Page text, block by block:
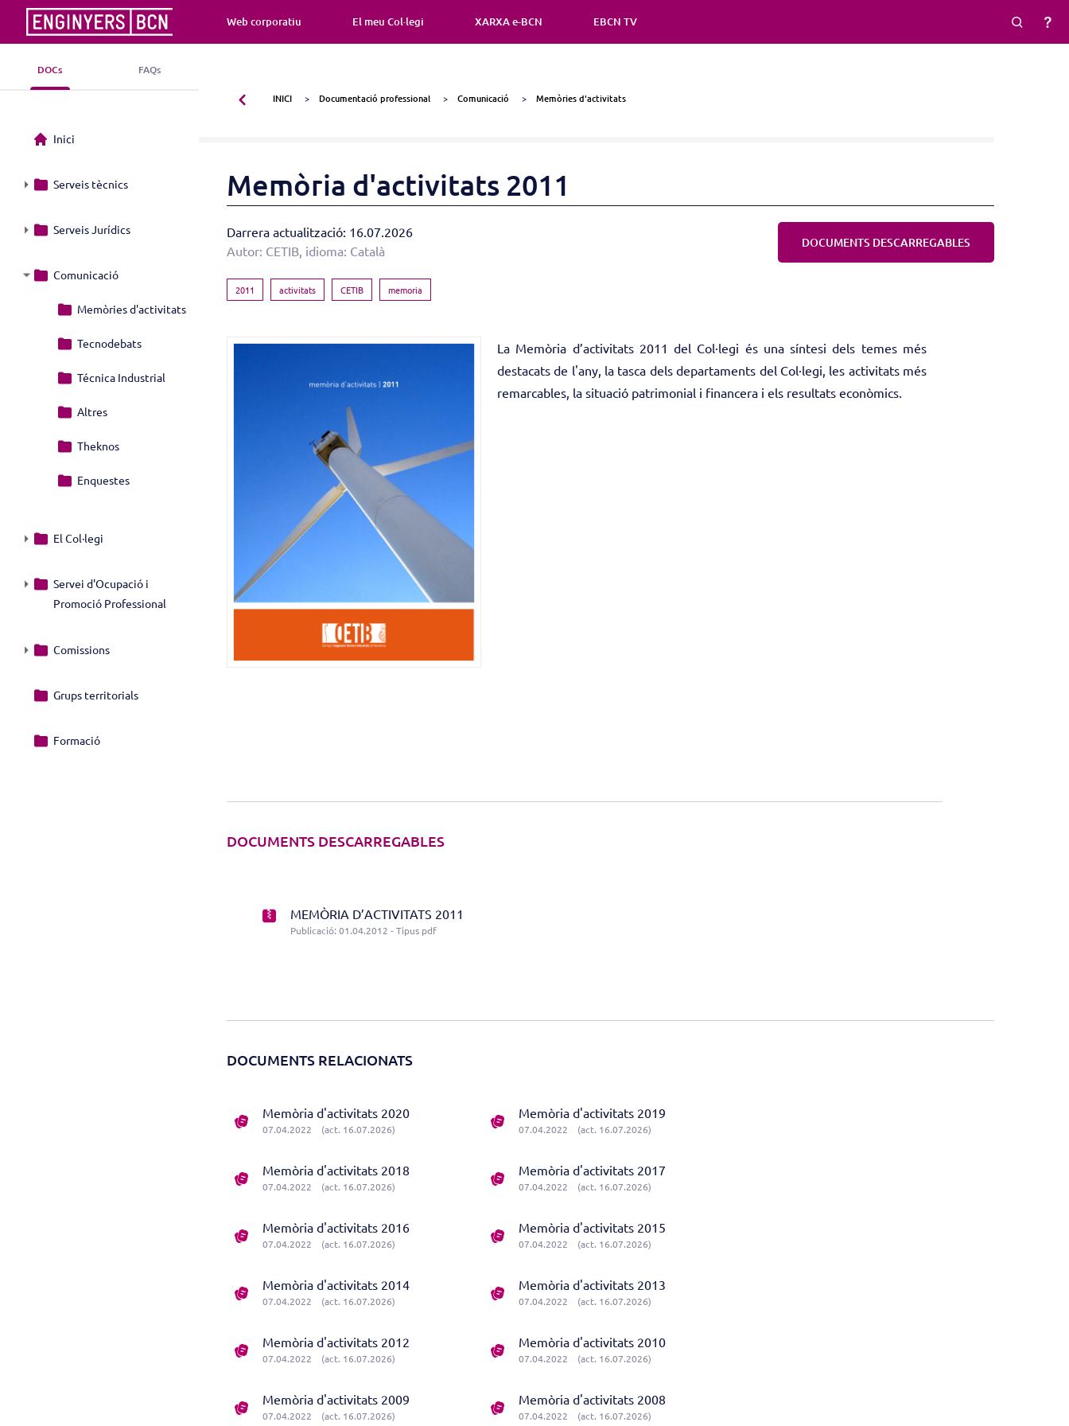
DOCs FAQs
Inici
Serveis tècnics
Serveis Jurídics
Comunicació
Memòries d'activitats
Tecnodebats
Técnica Industrial
Altres
Theknos
Enquestes
El Col·legi
Servei d'Ocupació i
Promoció Professional
Comissions
Grups territorials
Formació
Web corporatiu El meu Col·legi XARXA e-BCN EBCN TV
INICI Documentació professional Comunicació Memòries d'activitats
Memòria d'activitats 2011
Darrera actualització: 16.07.2026
Autor: CETIB, idioma: Català
DOCUMENTS DESCARREGABLES
2011 activitats CETIB memoria
La Memòria d’activitats 2011 del Col·legi és una síntesi dels temes més
destacats de l'any, la tasca dels departaments del Col·legi, les activitats més
remarcables, la situació patrimonial i financera i els resultats econòmics.
DOCUMENTS DESCARREGABLES
MEMÒRIA D’ACTIVITATS 2011
Publicació: 01.04.2012 - Tipus pdf
DOCUMENTS RELACIONATS
Memòria d'activitats 2020
07.04.2022 (act. 16.07.2026)
Memòria d'activitats 2019
07.04.2022 (act. 16.07.2026)
Memòria d'activitats 2018
07.04.2022 (act. 16.07.2026)
Memòria d'activitats 2017
07.04.2022 (act. 16.07.2026)
Memòria d'activitats 2016
07.04.2022 (act. 16.07.2026)
Memòria d'activitats 2015
07.04.2022 (act. 16.07.2026)
Memòria d'activitats 2014
07.04.2022 (act. 16.07.2026)
Memòria d'activitats 2013
07.04.2022 (act. 16.07.2026)
Memòria d'activitats 2012
07.04.2022 (act. 16.07.2026)
Memòria d'activitats 2010
07.04.2022 (act. 16.07.2026)
Memòria d'activitats 2009
07.04.2022 (act. 16.07.2026)
Memòria d'activitats 2008
07.04.2022 (act. 16.07.2026)